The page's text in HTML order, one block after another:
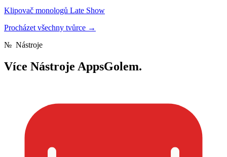
Klipovač monologů Late Show
Procházet všechny tvůrce →
№ Nástroje
Více Nástroje AppsGolem.